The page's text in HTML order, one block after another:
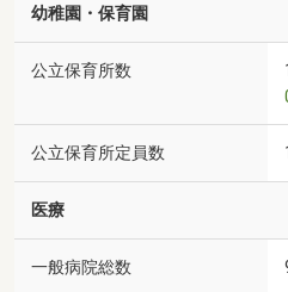
幼稚園・保育園
公立保育所数
公立保育所定員数
医療
一般病院総数